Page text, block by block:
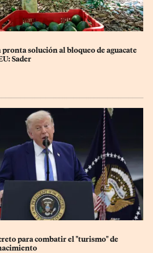
solución al bloqueo de aguacate
Sader
para combatir el "turismo" de